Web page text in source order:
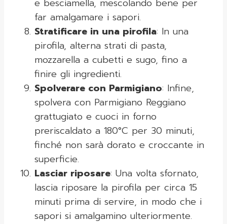
e besciamella, mescolando bene per
far amalgamare i sapori.
Stratificare in una pirofila: In una
pirofila, alterna strati di pasta,
mozzarella a cubetti e sugo, fino a
finire gli ingredienti.
Spolverare con Parmigiano: Infine,
spolvera con Parmigiano Reggiano
grattugiato e cuoci in forno
preriscaldato a 180°C per 30 minuti,
finché non sarà dorato e croccante in
superficie.
Lasciar riposare: Una volta sfornato,
lascia riposare la pirofila per circa 15
minuti prima di servire, in modo che i
sapori si amalgamino ulteriormente.